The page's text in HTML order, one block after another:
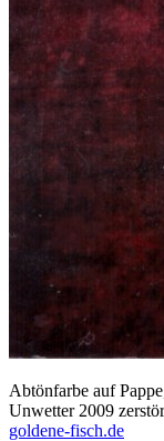
Abtönfarbe auf
Unwetter 2009
goldene-fisch.de